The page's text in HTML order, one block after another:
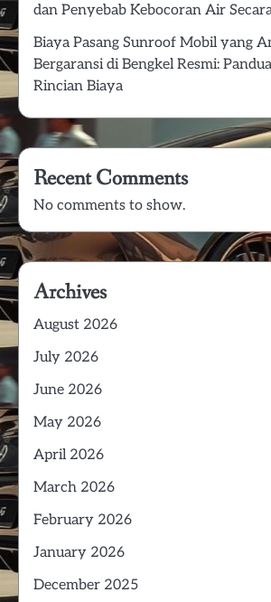
dan Penyebab Kebocoran Air
Biaya Pasang Sunroof Mobil yang
Bergaransi di Bengkel Resmi:
Rincian Biaya
Recent Comments
No comments to show.
Archives
August 2026
July 2026
June 2026
May 2026
April 2026
March 2026
February 2026
January 2026
December 2025